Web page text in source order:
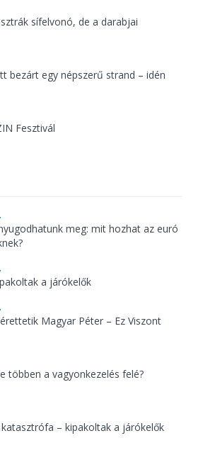
sífelvonó, de a darabjai
bezárt egy népszerű strand – idén
Fesztivál
meg: mit hozhat az euró
a járókelők
Magyar Péter – Ez Viszont
többen a vagyonkezelés felé?
– kipakoltak a járókelők